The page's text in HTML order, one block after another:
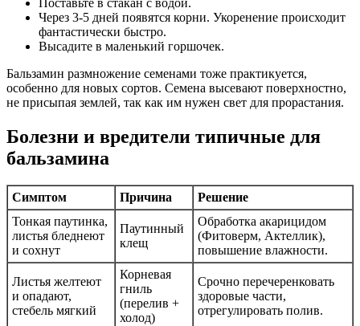
Через 3-5 дней появятся корни. Укоренение происходит
фантастически быстро.
Высадите в маленький горшочек.
Бальзамин размножение семенами тоже практикуется,
особенно для новых сортов. Семена высевают поверхностно,
не присыпая землей, так как им нужен свет для прорастания.
Болезни и вредители типичные для
бальзамина
Симптом Причина
Решение
Тонкая паутинка,
листья бледнеют
и сохнут
Паутинный
клещ
Обработка акарицидом
(Фитоверм, Актеллик),
повышение влажности.
Листья желтеют
и опадают,
стебель мягкий
Корневая
гниль
(перелив +
холод)
Срочно перечеренковать
здоровые части,
отрегулировать полив.